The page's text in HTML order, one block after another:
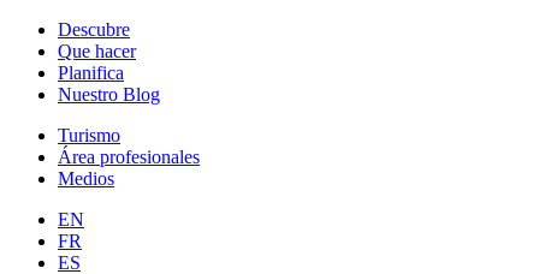
Descubre
Que hacer
Planifica
Nuestro Blog
Turismo
Área profesionales
Medios
EN
FR
ES